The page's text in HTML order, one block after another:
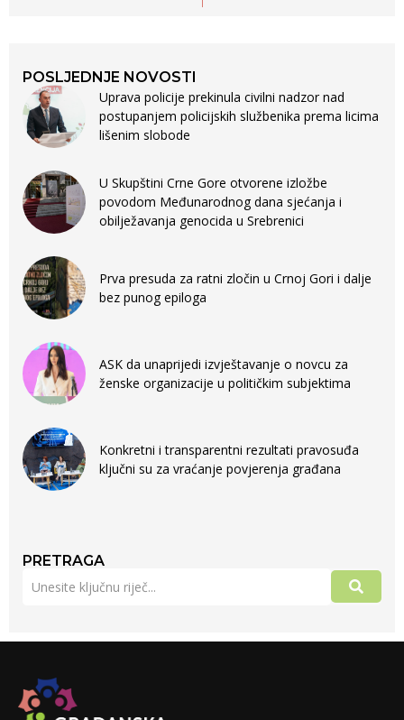
POSLJEDNJE NOVOSTI
Uprava policije prekinula civilni nadzor nad
postupanjem policijskih službenika prema licima
lišenim slobode
U Skupštini Crne Gore otvorene izložbe
povodom Međunarodnog dana sjećanja i
obilježavanja genocida u Srebrenici
Prva presuda za ratni zločin u Crnoj Gori i dalje
bez punog epiloga
ASK da unaprijedi izvještavanje o novcu za
ženske organizacije u političkim subjektima
Konkretni i transparentni rezultati pravosuđa
ključni su za vraćanje povjerenja građana
PRETRAGA